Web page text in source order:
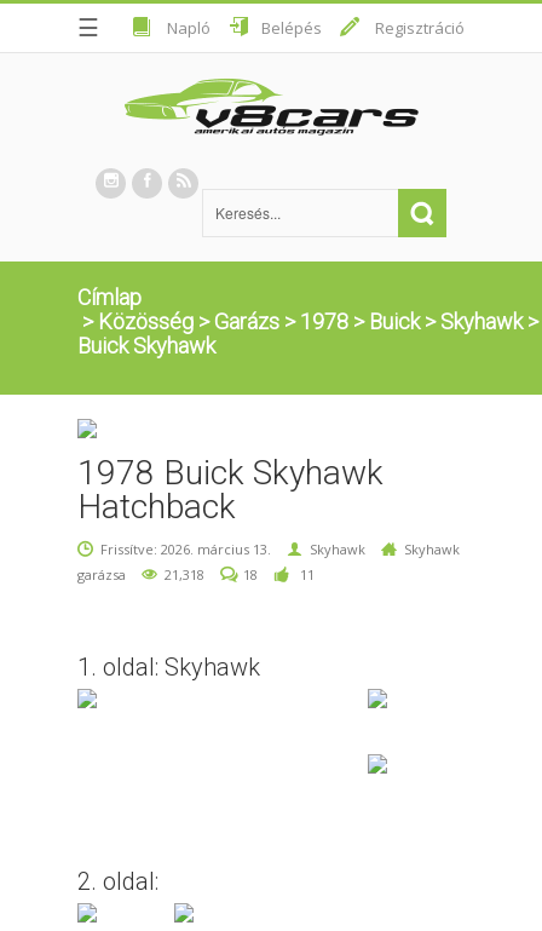
☰ Napló Belépés Regisztráció
Címlap
> Közösség >Garázs >1978 > Buick>Skyhawk>
Buick Skyhawk
1978 Buick Skyhawk
Hatchback
Frissítve: 2026. március 13. Skyhawk
Skyhawk
garázsa
21,318 18 11
1. oldal: Skyhawk
2. oldal: